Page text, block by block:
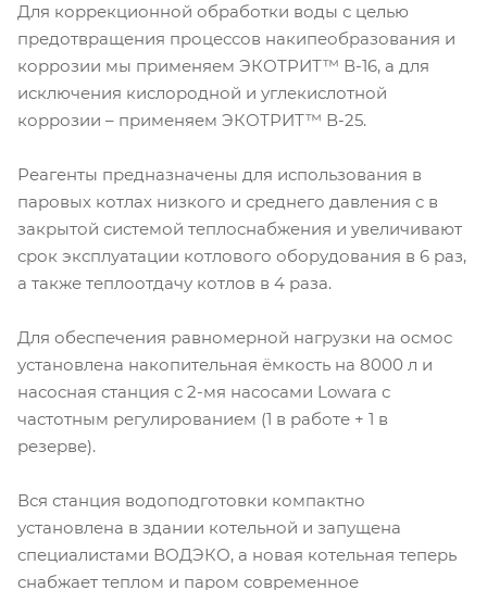
Для коррекционной обработки воды с целью
предотвращения процессов накипеобразования и
коррозии мы применяем ЭКОТРИТ™ В-16, а для
исключения кислородной и углекислотной
коррозии – применяем ЭКОТРИТ™ В-25.
Реагенты предназначены для использования в
паровых котлах низкого и среднего давления с в
закрытой системой теплоснабжения и увеличивают
срок эксплуатации котлового оборудования в 6 раз,
а также теплоотдачу котлов в 4 раза.
Для обеспечения равномерной нагрузки на осмос
установлена накопительная ёмкость на 8000 л и
насосная станция с 2-мя насосами Lowara с
частотным регулированием (1 в работе + 1 в
резерве).
Вся станция водоподготовки компактно
установлена в здании котельной и запущена
специалистами ВОДЭКО, а новая котельная теперь
снабжает теплом и паром современное